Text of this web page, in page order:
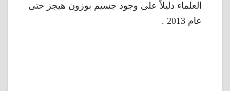
العلماء دليلاً على وجود جسيم بوزون هيجز حتى
عام 2013 .